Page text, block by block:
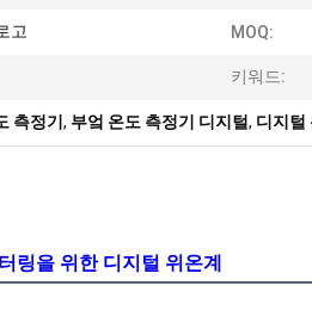
고 MOQ:
키워드:
측정기 , 부엌 온도 측정기 디지털, 디지털
링을 위한 디지털 위온계